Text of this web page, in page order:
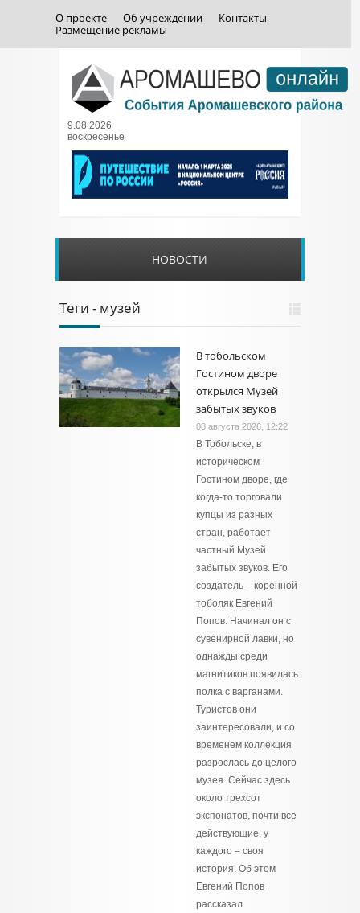
О проекте Об учреждении
Контакты
Размещение рекламы
9.08.2026
воскресенье
НОВОСТИ
Теги - музей
В тобольском
Гостином дворе
открылся Музей
забытых звуков
08 августа 2026, 12:22
В Тобольске, в
историческом
Гостином дворе, где
когда-то торговали
купцы из разных
стран, работает
частный Музей
забытых звуков. Его
создатель – коренной
тоболяк Евгений
Попов. Начинал он с
сувенирной лавки, но
однажды среди
магнитиков появилась
полка с варганами.
Туристов они
заинтересовали, и со
временем коллекция
разрослась до целого
музея. Сейчас здесь
около трехсот
экспонатов, почти все
действующие, у
каждого – своя
история. Об этом
Евгений Попов
рассказал